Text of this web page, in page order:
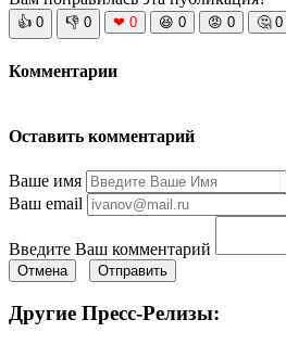
👍 0 👎 0 ❤ 0 😆 0 😡 0 🤔 0
Комментарии
Оставить комментарий
Ваше имя
Ваш email
Введите Ваш комментарий
Отмена Отправить
Другие Пресс-Релизы: